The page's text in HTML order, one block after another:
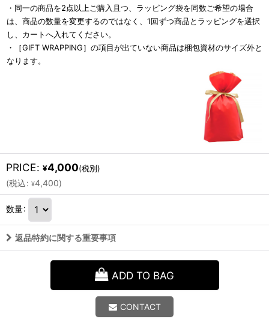
・同一の商品を2点以上ご購入且つ、ラッピング袋を同数ご希望の場合
は、商品の数量を変更するのではなく、1回ずつ商品とラッピングを選択
し、カートへ入れてください。
・［GIFT WRAPPING］の項目が出ていない商品は梱包資材のサイズ外と
なります。
PRICE: ¥4,000(税別)
(税込: ¥4,400)
数量:
返品特約に関する重要事項
ADD TO BAG
CONTACT